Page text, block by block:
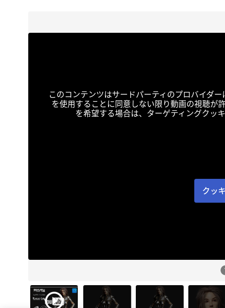
このコンテンツはサードパーティのプロバイダ
を使用することに同意しない限り動画の視聴が
を希望する場合は、ターゲティングクッ
クッ